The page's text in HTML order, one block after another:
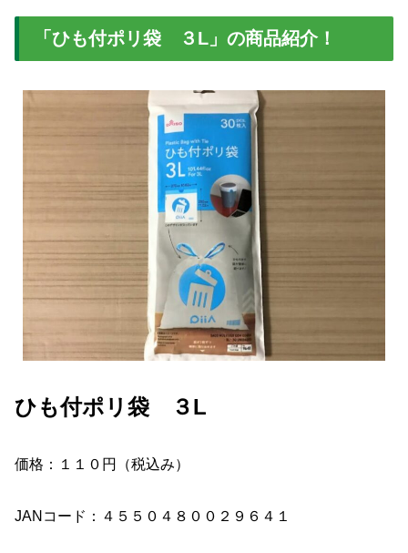
「ひも付ポリ袋 ３L」の商品紹介！
ひも付ポリ袋 ３L
価格：１１０円（税込み）
JANコード：４５５０４８００２９６４１